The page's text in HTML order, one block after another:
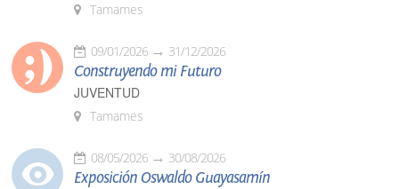
Tamames
09/01/2026 31/12/2026
Construyendo mi Futuro
JUVENTUD
Tamames
08/05/2026 30/08/2026
Exposición Oswaldo Guayasamín